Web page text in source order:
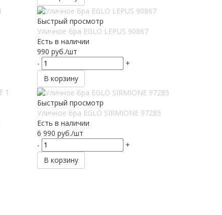
Быстрый просмотр
Уличное бра EGLO LEPUS 90867
Есть в наличии
990 руб./шт
-
+
В корзину
Быстрый просмотр
Уличное бра EGLO SIRMIONE 97285
Есть в наличии
6 990 руб./шт
-
+
В корзину